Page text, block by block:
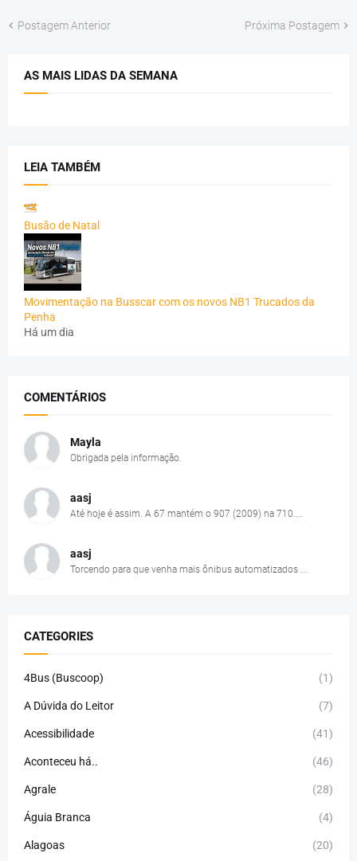
Postagem Anterior Próxima Postagem
AS MAIS LIDAS DA SEMANA
LEIA TAMBÉM
Busão de Natal
Movimentação na Busscar com os novos NB1 Trucados da
Penha
Há um dia
COMENTÁRIOS
Mayla
Obrigada pela informação.
aasj
Até hoje é assim. A 67 mantém o 907 (2009) na 710....
aasj
Torcendo para que venha mais ônibus automatizados ...
CATEGORIES
4Bus (Buscoop) (1)
A Dúvida do Leitor (7)
Acessibilidade (41)
Aconteceu há.. (46)
Agrale (28)
Águia Branca (4)
Alagoas (20)